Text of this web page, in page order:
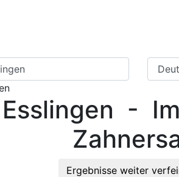
Esslingen -
Ergebnisse weiter